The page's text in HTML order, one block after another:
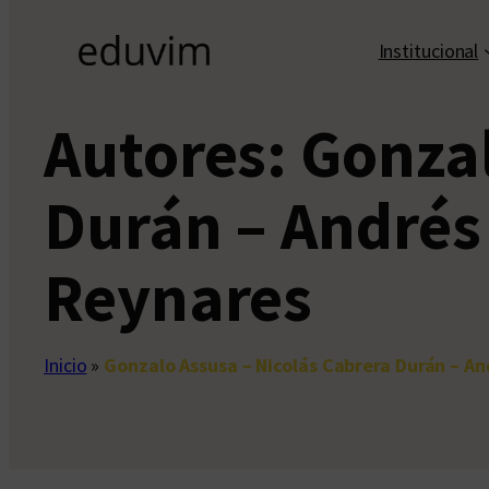
Institucional
Autores:
Durán –
Reynares
Inicio » Gonzalo Assusa – Nicolás Cabrera Durán –